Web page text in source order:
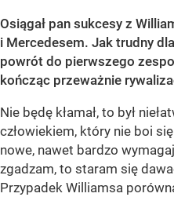
Osiągał pan sukcesy z
i Mercedesem. Jak trudny
powrót do pierwszego
kończąc przeważnie
Nie będę kłamał, to był
człowiekiem, który nie boi
nowe, nawet bardzo
zgadzam, to staram się
Przypadek Williamsa